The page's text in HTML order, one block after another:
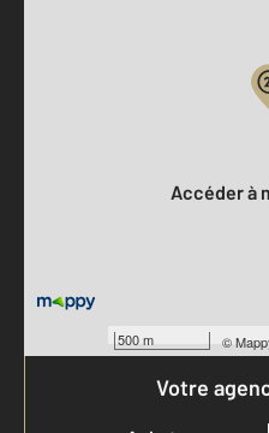
500 m ©
Accéder à
Votre